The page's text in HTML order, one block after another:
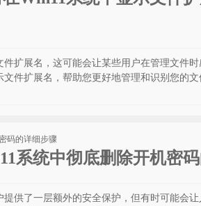
件扩展名，这可能会让某些用户在管理文件
文件扩展名，帮助您更好地管理和识别您的
系统中彻底删除开机密
提供了一层额外的安全保护，但有时可能会